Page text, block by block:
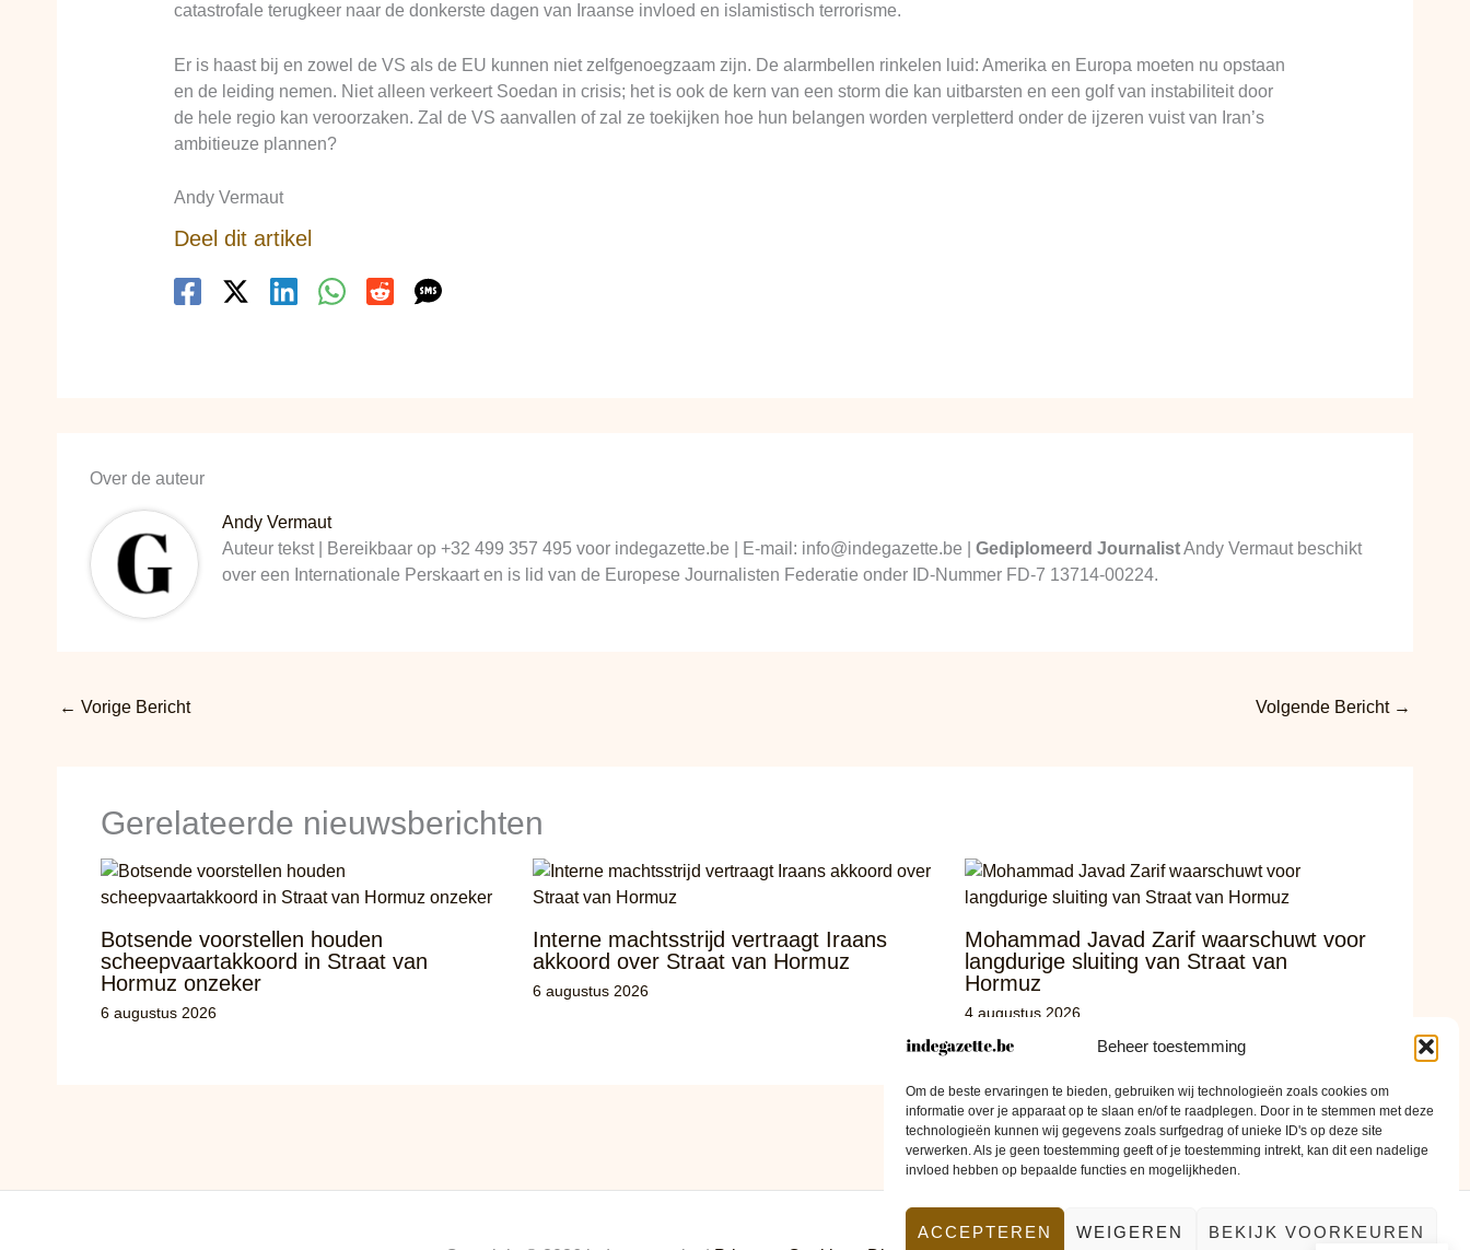
Beheer toestemming
Om de beste ervaringen te bieden, gebruiken wij technologieën zoals cookies om
informatie over je apparaat op te slaan en/of te raadplegen. Door in te stemmen met deze
technologieën kunnen wij gegevens zoals surfgedrag of unieke ID's op deze site
verwerken. Als je geen toestemming geeft of je toestemming intrekt, kan dit een nadelige
invloed hebben op bepaalde functies en mogelijkheden.
ACCEPTEREN WEIGEREN BEKIJK VOORKEUREN
catastrofale terugkeer naar de donkerste dagen van Iraanse invloed en islamistisch terrorisme.
Er is haast bij en zowel de VS als de EU kunnen niet zelfgenoegzaam zijn. De alarmbellen rinkelen luid: Amerika en Europa moeten nu opstaan
en de leiding nemen. Niet alleen verkeert Soedan in crisis; het is ook de kern van een storm die kan uitbarsten en een golf van instabiliteit door
de hele regio kan veroorzaken. Zal de VS aanvallen of zal ze toekijken hoe hun belangen worden verpletterd onder de ijzeren vuist van Iran’s
ambitieuze plannen?
Andy Vermaut
Deel dit artikel
Over de auteur
Andy Vermaut
Auteur tekst | Bereikbaar op +32 499 357 495 voor indegazette.be | E-mail: info@indegazette.be |Gediplomeerd JournalistAndy Vermaut beschikt
over een Internationale Perskaart en is lid van de Europese Journalisten Federatie onder ID-Nummer FD-7 13714-00224.
← Vorige Bericht Volgende Bericht →
Gerelateerde nieuwsberichten
Botsende voorstellen houden
scheepvaartakkoord in Straat van
Hormuz onzeker
6 augustus 2026
Interne machtsstrijd vertraagt Iraans
akkoord over Straat van Hormuz
6 augustus 2026
Mohammad Javad Zarif waarschuwt voor
langdurige sluiting van Straat van
Hormuz
4 augustus 2026